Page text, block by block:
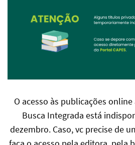
O acesso às publicações
Busca Integrada está
dezembro. Caso, vc precise de